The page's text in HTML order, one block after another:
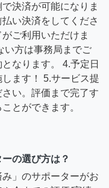
決済が可能になりま
い決済をしてくださ
ご利用いただけま
い方は事務局までご
なります。 4.予定日
ます！ 5.サービス提
い。評価まで完了す
とができます。
の選び方は？
み」のサポーターがお